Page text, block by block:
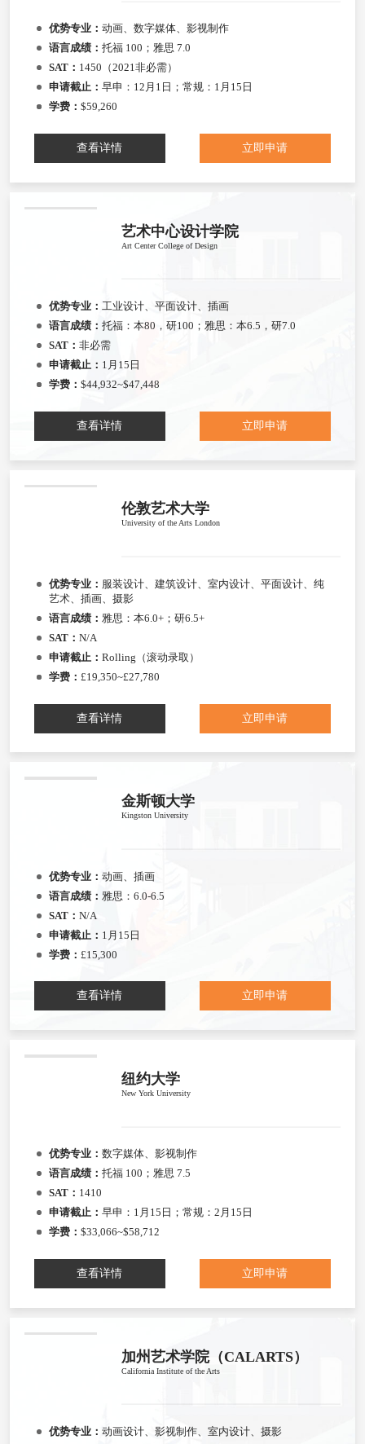
优势专业： 动画、数字媒体、影视制作
语言成绩： 托福 100；雅思 7.0
SAT： 1450（2021非必需）
申请截止： 早申：12月1日；常规：1月15日
学费： $59,260
查看详情 立即申请
艺术中心设计学院
Art Center College of Design
优势专业： 工业设计、平面设计、插画
语言成绩： 托福：本80，研100；雅思：本6.5，研7.0
SAT： 非必需
申请截止： 1月15日
学费： $44,932~$47,448
查看详情 立即申请
伦敦艺术大学
University of the Arts London
优势专业： 服装设计、建筑设计、室内设计、平面设计、纯
艺术、插画、摄影
语言成绩： 雅思：本6.0+；研6.5+
SAT： N/A
申请截止： Rolling（滚动录取）
学费： £19,350~£27,780
查看详情 立即申请
金斯顿大学
Kingston University
优势专业： 动画、插画
语言成绩： 雅思：6.0-6.5
SAT： N/A
申请截止： 1月15日
学费： £15,300
查看详情 立即申请
纽约大学
New York University
优势专业： 数字媒体、影视制作
语言成绩： 托福 100；雅思 7.5
SAT： 1410
申请截止： 早申：1月15日；常规：2月15日
学费： $33,066~$58,712
查看详情 立即申请
加州艺术学院（CALARTS）
California Institute of the Arts
优势专业： 动画设计、影视制作、室内设计、摄影